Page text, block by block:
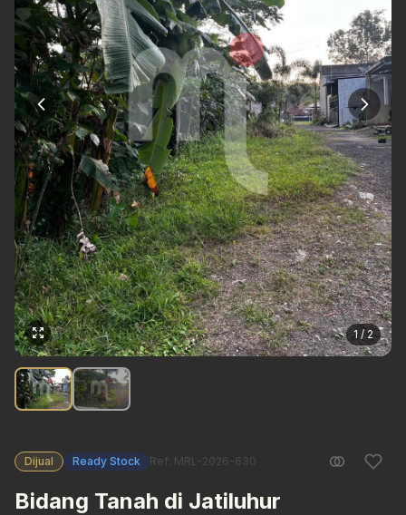
1 / 2
Dijual Ready Stock Ref: MRL-2026-630
Bidang Tanah di Jatiluhur